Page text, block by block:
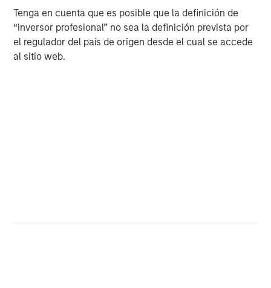
Tenga en cuenta que es posible que la definición de
“inversor profesional” no sea la definición prevista por
el regulador del país de origen desde el cual se accede
al sitio web.
2025: la disrupción provocada por la IA avanzada.
¿Están los datos listos para recoger beneficios?
Durante los últimos meses, los inversores han debatido si
la IA avanzada, incluidos los modelos generativos y